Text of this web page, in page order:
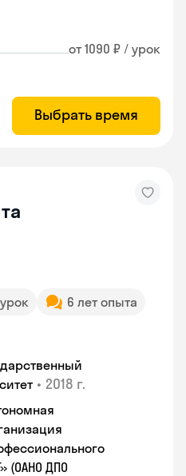
от 1090 ₽ / урок
Выбрать время
6 лет опыта
• 2018 г.
(ОАНО ДПО